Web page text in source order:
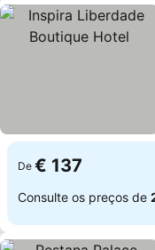
De € 137
Consulte os preços de